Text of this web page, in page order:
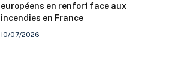
européens en renfort face aux
incendies en France
10/07/2026